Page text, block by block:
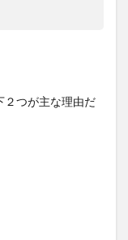
２つが主な理由だ